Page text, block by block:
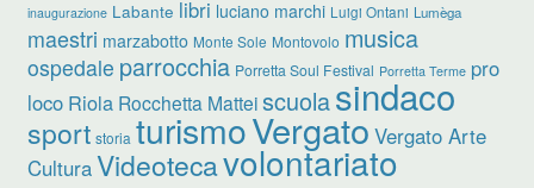
inaugurazione Labante libri luciano marchi Luigi Ontani Lumèga
maestri marzabotto Monte Sole Montovolo musica
ospedale parrocchia Porretta Soul Festival Porretta Terme pro
loco Riola Rocchetta Matteiscuolasindaco
sport storia turismoVergato Vergato Arte
CulturaVideotecavolontariato